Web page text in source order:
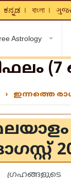
ಕನ್ನಡ ❘ বাংলা ❘
Astrology
(7
ഇന്നത്തെ